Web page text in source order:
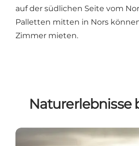
auf der südlichen Seite vom
Palletten mitten in Nors
Zimmer mieten.
Naturerlebnisse
Isbjerg - Nationalpark Thy